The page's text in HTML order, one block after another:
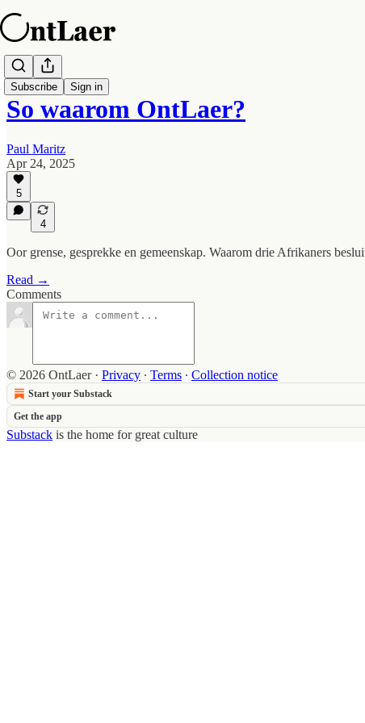
Subscribe Sign in
So waarom OntLaer?
Paul Maritz
Apr 24, 2025
5
4
Oor grense, gesprekke en gemeenskap. Waarom drie Afrikaners
Read →
Comments
© 2026 OntLaer· Privacy ∙ Terms ∙ Collection notice
Start your Substack
Get the app
Substack is the home for great culture